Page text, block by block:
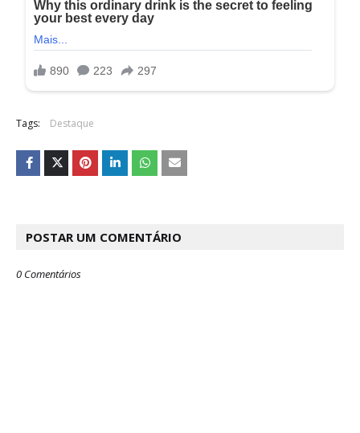
Tags: Destaque
POSTAR UM COMENTÁRIO
0 Comentários